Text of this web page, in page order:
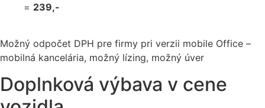
= 239,-
Možný odpočet DPH pre firmy pri verzii mobile Office –
mobilná kancelária, možný lízing, možný úver
Doplnková výbava v cene